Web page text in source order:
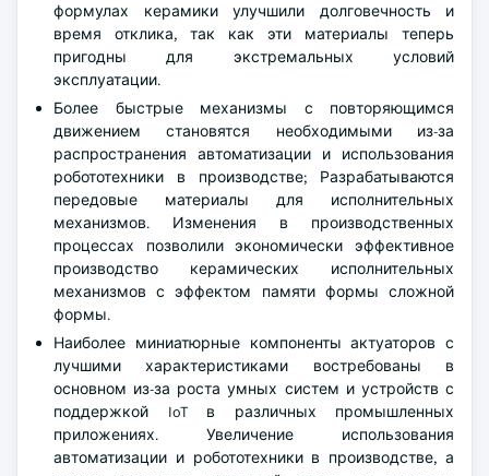
формулах керамики улучшили долговечность и
время отклика, так как эти материалы теперь
пригодны для экстремальных условий
эксплуатации.
Более быстрые механизмы с повторяющимся
движением становятся необходимыми из-за
распространения автоматизации и использования
робототехники в производстве; Разрабатываются
передовые материалы для исполнительных
механизмов. Изменения в производственных
процессах позволили экономически эффективное
производство керамических исполнительных
механизмов с эффектом памяти формы сложной
формы.
Наиболее миниатюрные компоненты актуаторов с
лучшими характеристиками востребованы в
основном из-за роста умных систем и устройств с
поддержкой IoT в различных промышленных
приложениях. Увеличение использования
автоматизации и робототехники в производстве, а